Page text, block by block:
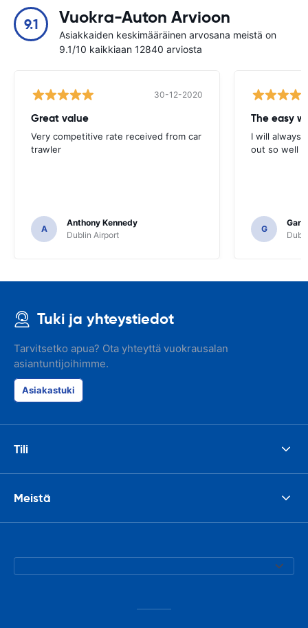
9.1 Vuokra-Auton Arvioon
Asiakkaiden keskimääräinen arvosana meistä on
9.1/10 kaikkiaan 12840 arviosta
30-12-2020
Great value
Very competitive rate received from car
trawler
A
Anthony Kennedy
Dublin Airport
I will always
out so well
G
Gary
Tuki ja yhteystiedot
Tarvitsetko apua? Ota yhteyttä vuokrausalan
asiantuntijoihimme.
Asiakastuki
Tili
Meistä